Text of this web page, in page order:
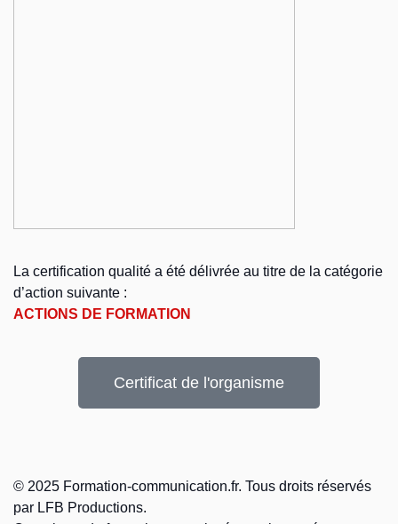
La certification qualité a été délivrée au titre de la catégorie
d’action suivante :
ACTIONS DE FORMATION
Certificat de l'organisme
© 2025 Formation-communication.fr. Tous droits réservés
par LFB Productions.